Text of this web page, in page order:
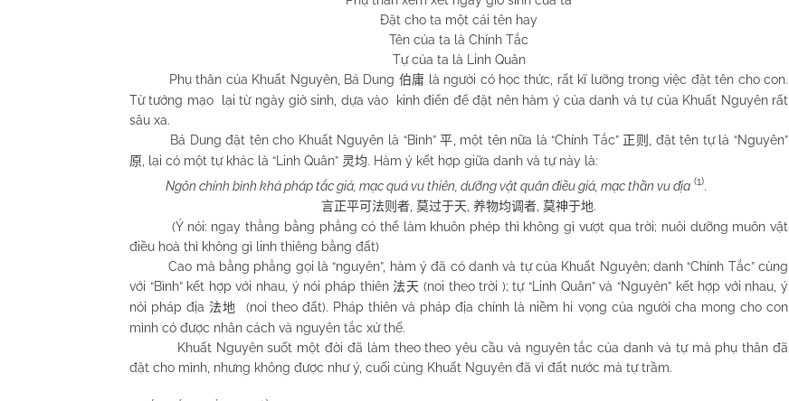
Đặt cho ta một cái tên hay
Tên của ta là Chính Tắc
Tự của ta là Linh Quân
Phụ thân của Khuất Nguyên, Bá Dung 伯庸 là người có học thức, rất kĩ lưỡng trong việc đặt tên cho con.
Từ tướng mạo lại từ ngày giờ sinh, dựa vào kinh điển để đặt nên hàm ý của danh và tự của Khuất Nguyên rất
sâu xa.
Bá Dung đặt tên cho Khuất Nguyên là “Bình”平 , một tên nữa là “Chính Tắc” 正则 , đặt tên tự là “Nguyên”
原 , lại có một tự khác là “Linh Quân” 灵均. Hàm ý kết hợp giữa danh và tự này là:
Ngôn chính bình khả pháp tắc giả, mạc quá vu thiên, dưỡng vật quân điều giả, mạc thần vu địa (1).
言正平可法则者 莫过于天 养物均调者 莫神于地.
(Ý nói: ngay thẳng bằng phẳng có thể làm khuôn phép thì không gì vượt qua trời; nuôi dưỡng muôn vật
điều hoà thì không gì linh thiêng bằng đất)
Cao mà bằng phẳng gọi là “nguyên”, hàm ý đã có danh và tự của Khuất Nguyên; danh “Chính Tắc” cùng
với “Bình” kết hợp với nhau, ý nói pháp thiên 法天 (noi theo trời ); tự “Linh Quân” và “Nguyên” kết hợp với nhau, ý
nói pháp địa 法地
(noi theo đất). Pháp thiên và pháp địa chính là niềm hi vọng của người cha mong cho con
mình có được nhân cách và nguyên tắc xử thế.
Khuất Nguyên suốt một đời đã làm theo theo yêu cầu và nguyên tắc của danh và tự mà phụ thân đã
đặt cho mình, nhưng không được như ý, cuối cùng Khuất Nguyên đã vì đất nước mà tự trầm.